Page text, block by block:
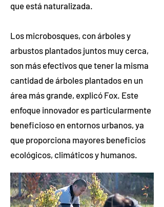
que está naturalizada.
Los microbosques, con árboles y
arbustos plantados juntos muy cerca,
son más efectivos que tener la misma
cantidad de árboles plantados en un
área más grande, explicó Fox. Este
enfoque innovador es particularmente
beneficioso en entornos urbanos, ya
que proporciona mayores beneficios
ecológicos, climáticos y humanos.